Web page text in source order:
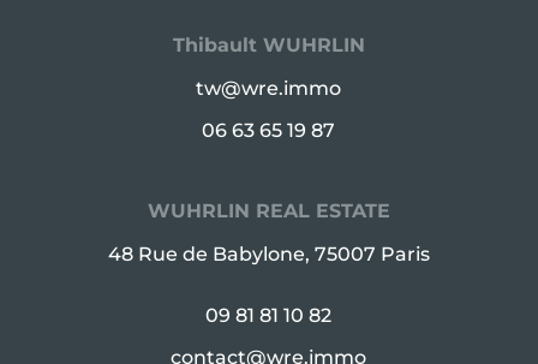
Thibault WUHRLIN
tw@wre.immo
06 63 65 19 87
WUHRLIN REAL ESTATE
48 Rue de Babylone, 75007 Paris
09 81 81 10 82
contact@wre.immo